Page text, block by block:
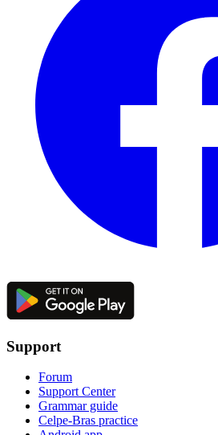
Support
Forum
Support Center
Grammar guide
Celpe-Bras practice